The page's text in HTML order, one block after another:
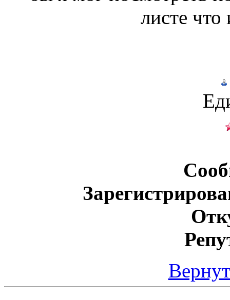
листе